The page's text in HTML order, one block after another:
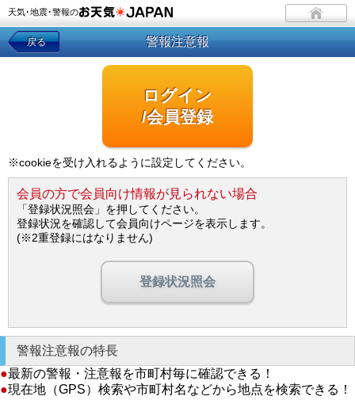
天気･地震･警報の
戻る 警報注意報
ログイン
/会員登録
※cookieを受け入れるように設定してください。
会員の方で会員向け情報が見られない場合
「登録状況照会」を押してください。
登録状況を確認して会員向けページを表示します。
(※2重登録にはなりません)
登録状況照会
警報注意報の特長
●最新の警報・注意報を市町村毎に確認できる！
●現在地（GPS）検索や市町村名などから地点を検索できる！